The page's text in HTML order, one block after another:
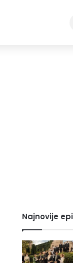
Najnovije